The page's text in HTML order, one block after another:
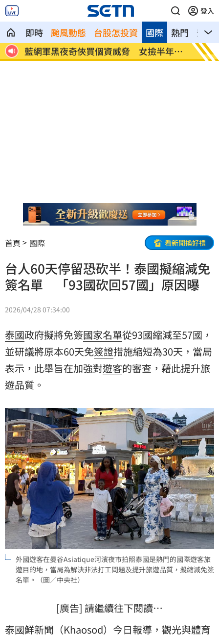
登入
即時 颱風動態 台股怎投資 熱門 影音
國際
單 藍網軍黑夜奇俠買個資威脅 女撿半年逮
人
傳社
首頁 國際 看新聞換好禮
台人60天停留恐砍半！泰國擬縮減免
簽名單 「93國砍回57國」原因曝
2026/04/28 07:34:00
泰國政府擬將免簽國家名單從93國縮減至57國，
並研議將原本60天免簽證措施縮短為30天，當局
表示，此舉旨在加強對遊客的審查，藉此提升旅
遊品質。
外國遊客在曼谷Asiatique河濱夜市拍照泰國是熱門的國際遊客旅
遊目的地，當局為解決非法打工問題及提升旅遊品質，擬縮減免簽
名單。（圖／中央社）
[廣告] 請繼續往下閱讀…
泰國鮮新聞（Khaosod）今日報導，觀光與體育